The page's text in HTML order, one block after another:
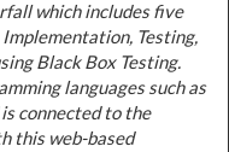
which includes five
Testing,
Black Box Testing.
languages such as
is connected to the
this web-based